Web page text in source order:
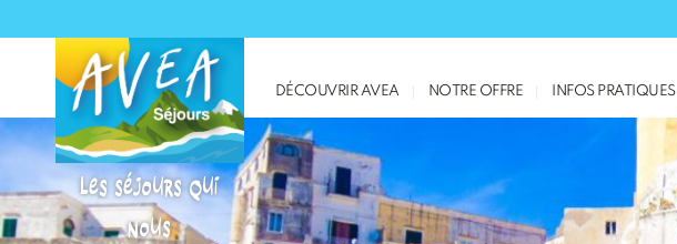
Les séjours qui
nous
DÉCOUVRIR AVEA NOTRE OFFRE INFOS PRATIQUES